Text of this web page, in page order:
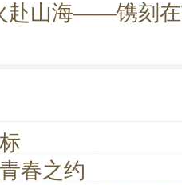
赴山海——镌刻在
春之约